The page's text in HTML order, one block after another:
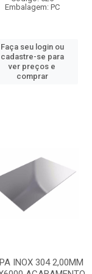
Embalagem: PC
Faça seu login ou
cadastre-se para
ver preços e
comprar
INOX 304 2,00MM